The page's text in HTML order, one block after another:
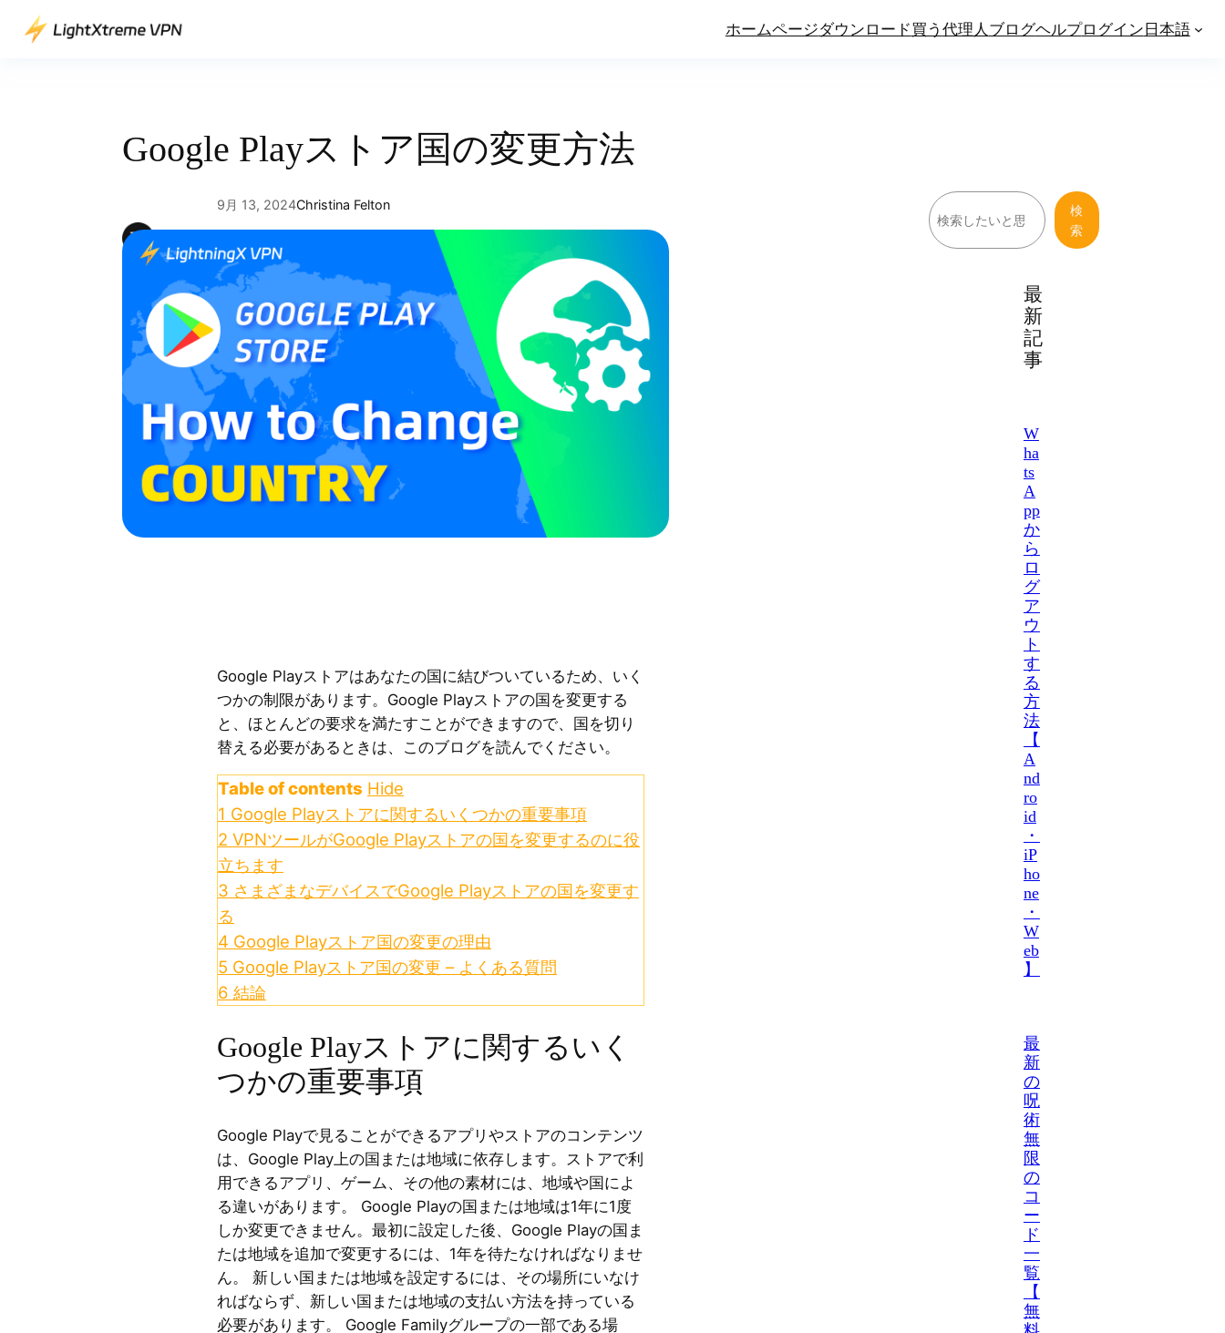
ホームページダウンロード買う 代理人 ブログヘルプログイン日本語
Google Playストア国の変更方法
9月 13, 2024Christina Felton
Google Playストアはあなたの国に結びついているため、いく
つかの制限があります。Google Playストアの国を変更する
と、ほとんどの要求を満たすことができますので、国を切り
替える必要があるときは、このブログを読んでください。
Table of contents Hide
1 Google Playストアに関するいくつかの重要事項
2 VPNツールがGoogle Playストアの国を変更するのに役
立ちます
3 さまざまなデバイスでGoogle Playストアの国を変更す
る
4 Google Playストア国の変更の理由
5 Google Playストア国の変更 – よくある質問
6 結論
Google Playストアに関するいく
つかの重要事項
Google Playで見ることができるアプリやストアのコンテンツ
は、Google Play上の国または地域に依存します。ストアで利
用できるアプリ、ゲーム、その他の素材には、地域や国によ
る違いがあります。 Google Playの国または地域は1年に1度
しか変更できません。最初に設定した後、Google Playの国ま
たは地域を追加で変更するには、1年を待たなければなりませ
ん。 新しい国または地域を設定するには、その場所にいなけ
ればならず、新しい国または地域の支払い方法を持っている
必要があります。 Google Familyグループの一部である場
検
索
検
索
最
新
記
事
W
ha
ts
A
pp
か
ら
ロ
グ
ア
ウ
ト
す
る
方
法
【
A
nd
ro
id
・
iP
ho
ne
・
W
eb
】
最
新
の
呪
術
無
限
の
コ
ー
ド
一
覧
【
無